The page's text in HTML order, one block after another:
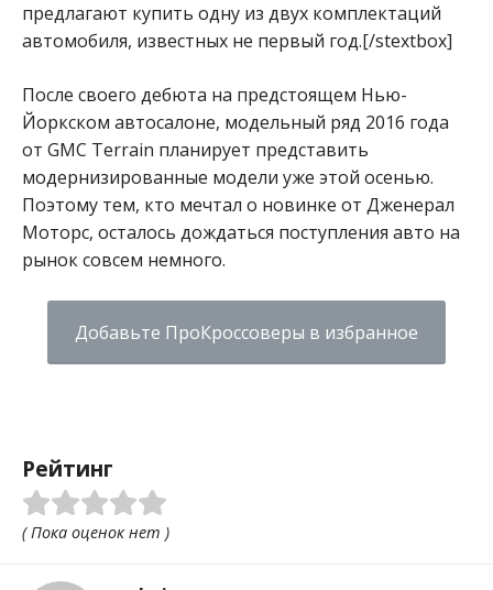
предлагают купить одну из двух комплектаций
автомобиля, известных не первый год.[/stextbox]
После своего дебюта на предстоящем Нью-
Йоркском автосалоне, модельный ряд 2016 года
от GMC Terrain планирует представить
модернизированные модели уже этой осенью.
Поэтому тем, кто мечтал о новинке от Дженерал
Моторс, осталось дождаться поступления авто на
рынок совсем немного.
Добавьте ПроКроссоверы в избранное
Рейтинг
( Пока оценок нет )